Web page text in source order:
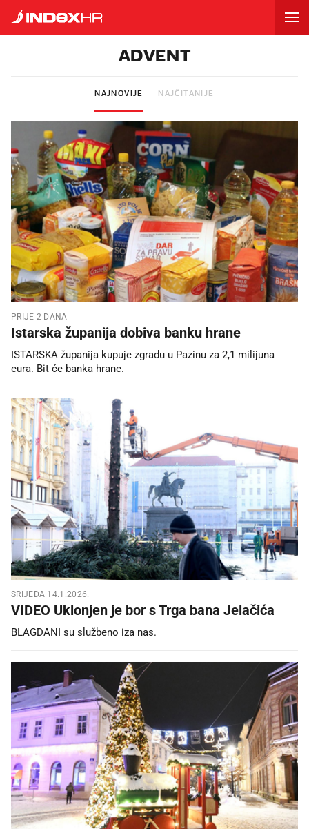
ADVENT
NAJNOVIJE NAJČITANIJE
PRIJE 2 DANA
Istarska županija dobiva banku hrane
ISTARSKA županija kupuje zgradu u Pazinu za 2,1 milijuna
eura. Bit će banka hrane.
SRIJEDA 14.1.2026.
VIDEO Uklonjen je bor s Trga bana Jelačića
BLAGDANI su službeno iza nas.